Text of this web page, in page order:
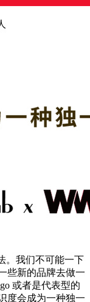
我们不可能一下
些新的品牌去做一
或者是代表型的
度会成为一种独一